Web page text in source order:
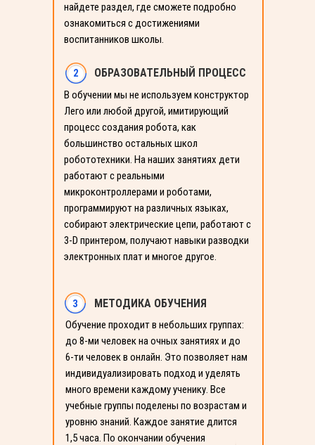
СМОТРЕТЬ БОЛЬШЕ ВИДЕО
найдете раздел, где сможете подробно
ознакомиться с достижениями
воспитанников школы.
2 ОБРАЗОВАТЕЛЬНЫЙ ПРОЦЕСС
В обучении мы не используем конструктор
Лего или любой другой, имитирующий
процесс создания робота, как
большинство остальных школ
робототехники. На наших занятиях дети
работают с реальными
микроконтроллерами и роботами,
программируют на различных языках,
собирают электрические цепи, работают с
3-D принтером, получают навыки разводки
электронных плат и многое другое.
3 МЕТОДИКА ОБУЧЕНИЯ
Обучение проходит в небольших группах:
до 8-ми человек на очных занятиях и до
6-ти человек в онлайн. Это позволяет нам
индивидуализировать подход и уделять
много времени каждому ученику. Все
учебные группы поделены по возрастам и
уровню знаний. Каждое занятие длится
1,5 часа. По окончании обучения